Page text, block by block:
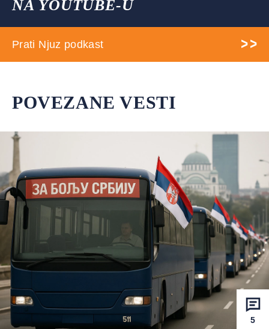
NA YOUTUBE-U
Prati Njuz podkast
POVEZANE VESTI
5